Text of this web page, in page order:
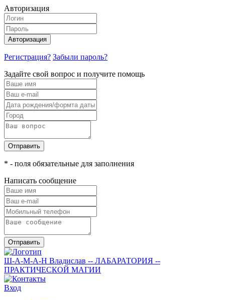
Авторизация
Авторизация
Регистрация? Забыли пароль?
Задайте свой вопрос и получите помощь
Отправить
* - поля обязательные для заполнения
Написать сообщение
Отправить
Ш-А-М-А-Н Владислав -- ЛАБАРАТОРИЯ --
ПРАКТИЧЕСКОЙ МАГИИ
Вход